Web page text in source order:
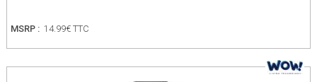
MSRP : 14.99€ TTC